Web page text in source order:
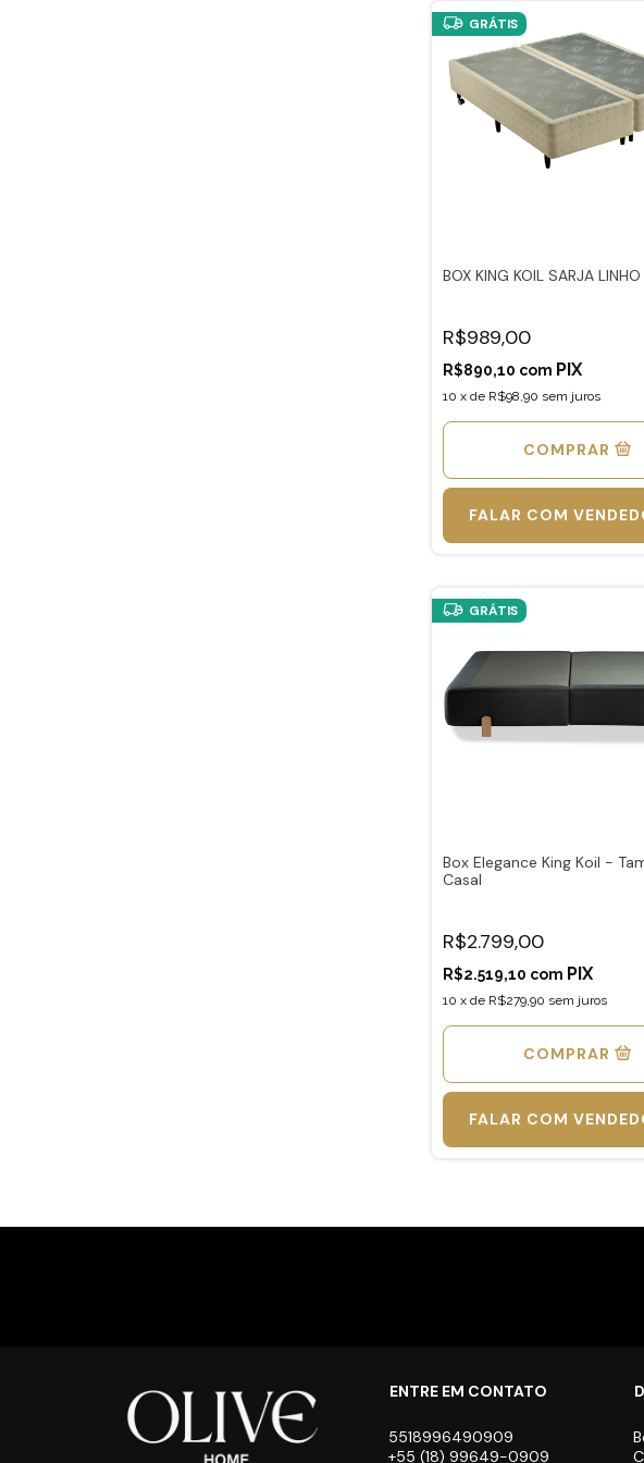
GRÁTIS
BOX KING KOIL SARJA LINHO
R$989,00
R$890,10 com
10 x de R$98,90 sem juros
COMPRAR
FALAR COM
GRÁTIS
Box Elegance King Koil -
Casal
R$2.799,00
R$2.519,10 com
10 x de R$279,90 sem juros
COMPRAR
FALAR COM
ENTRE EM CONTATO
5518996490909
+55 (18) 99649-0909